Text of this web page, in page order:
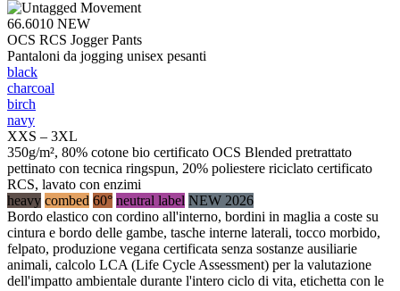
66.6010 NEW
OCS RCS Jogger Pants
Pantaloni da jogging unisex pesanti
black
charcoal
birch
navy
XXS – 3XL
350g/m², 80% cotone bio certificato OCS Blended pretrattato
pettinato con tecnica ringspun, 20% poliestere riciclato certificato
RCS, lavato con enzimi
heavy combed 60° neutral label NEW 2026
Bordo elastico con cordino all'interno, bordini in maglia a coste su
cintura e bordo delle gambe, tasche interne laterali, tocco morbido,
felpato, produzione vegana certificata senza sostanze ausiliarie
animali, calcolo LCA (Life Cycle Assessment) per la valutazione
dell'impatto ambientale durante l'intero ciclo di vita, etichetta con le